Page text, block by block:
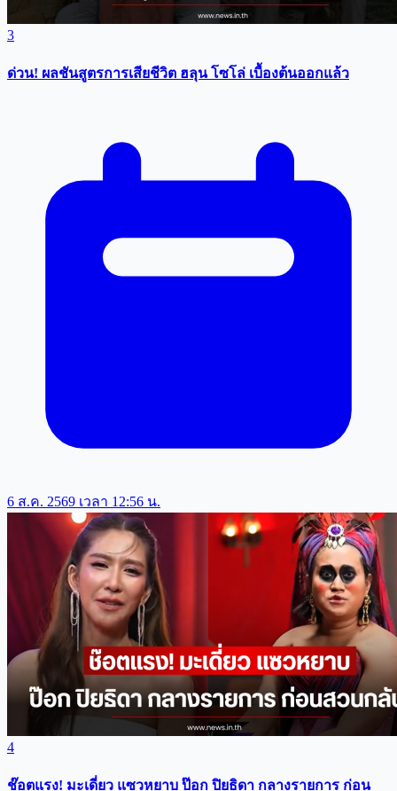
3
ด่วน! ผลชันสูตรการเสียชีวิต ฮลุน โซโล่ เบื้องต้นออกแล้ว
6 ส.ค. 2569 เวลา 12:56 น.
4
ช๊อตแรง! มะเดี่ยว แซวหยาบ ป๊อก ปิยธิดา กลางรายการ ก่อน